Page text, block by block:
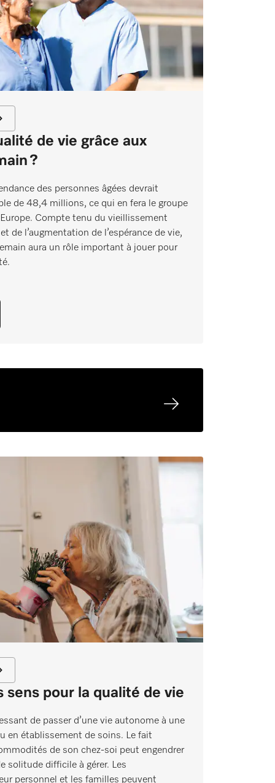
de vie grâce aux
?
des personnes âgées devrait
de 48,4 millions, ce qui en fera le groupe
Compte tenu du vieillissement
de l’augmentation de l’espérance de vie,
aura un rôle important à jouer pour
sens pour la qualité de vie
de passer d’une vie autonome à une
en établissement de soins. Le fait
de son chez-soi peut engendrer
solitude difficile à gérer. Les
personnel et les familles peuvent